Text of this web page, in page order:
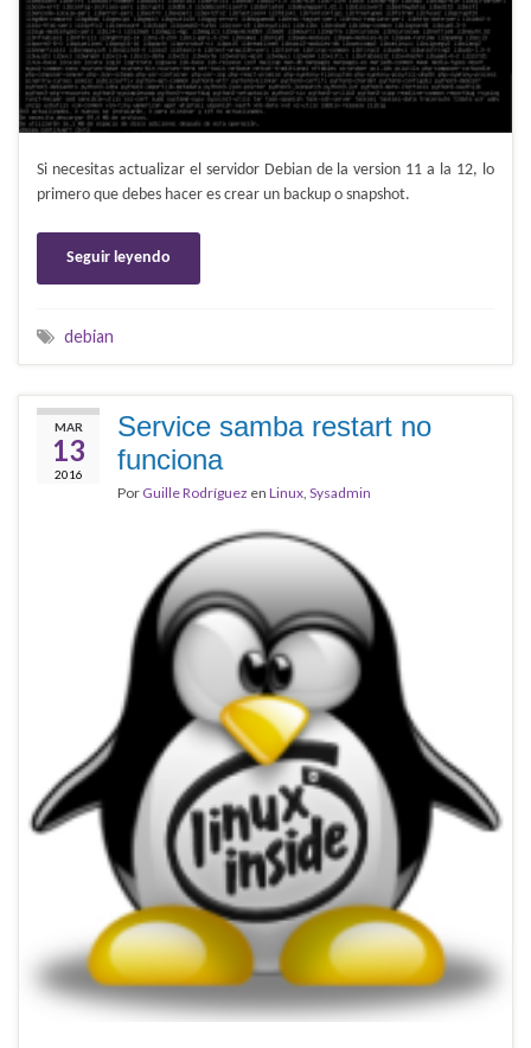
Si necesitas actualizar el servidor Debian de la version 11 a la 12, lo
primero que debes hacer es crear un backup o snapshot.
Seguir leyendo
debian
MAR
13
2016
Service samba restart no
funciona
Por Guille Rodríguez en Linux Sysadmin